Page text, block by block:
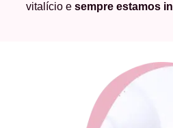
vitalício e sempre estamos